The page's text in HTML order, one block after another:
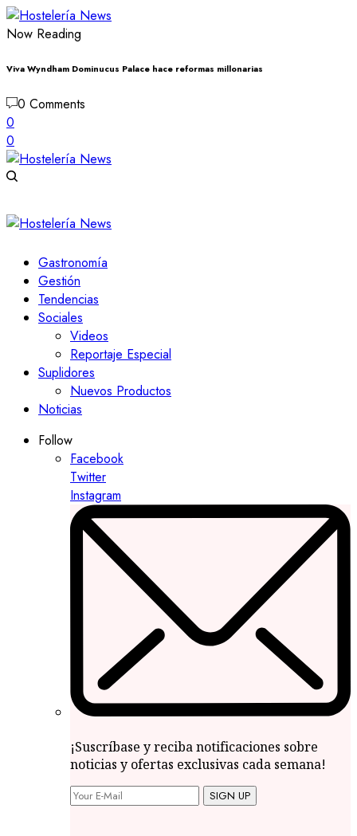
Now Reading
Viva Wyndham Dominucus Palace hace reformas millonarias
0 Comments
0
0
Gastronomía
Gestión
Tendencias
Sociales
Videos
Reportaje Especial
Suplidores
Nuevos Productos
Noticias
Follow
Facebook
Twitter
Instagram
¡Suscríbase y reciba notificaciones sobre
noticias y ofertas exclusivas cada semana!
SIGN UP